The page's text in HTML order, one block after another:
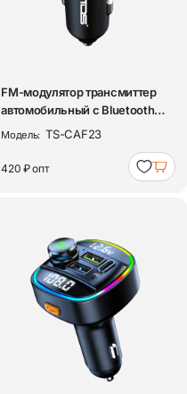
FM-модулятор трансмиттер
автомобильный с Bluetooth
TDS TS-CA...
Модель: TS-CAF23
420 ₽опт